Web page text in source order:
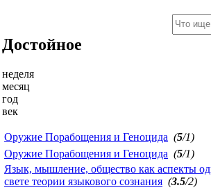
Достойное
неделя
месяц
год
век
Оружие Порабощения и Геноцида (5/1)
Оружие Порабощения и Геноцида (5/1)
Язык, мышление, общество как аспекты
свете теории языкового сознания (3.5/2)